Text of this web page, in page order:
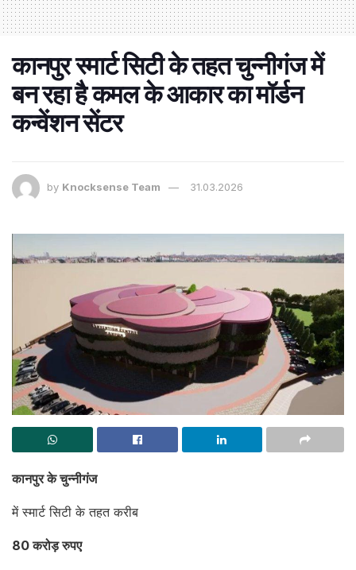
कानपुर स्मार्ट सिटी के तहत चुन्नीगंज में
बन रहा है कमल के आकार का मॉर्डन
कन्वेंशन सेंटर
by Knocksense Team 31.03.2026
कानपुर के चुन्नीगंज
में स्मार्ट सिटी के तहत करीब
80 करोड़ रुपए